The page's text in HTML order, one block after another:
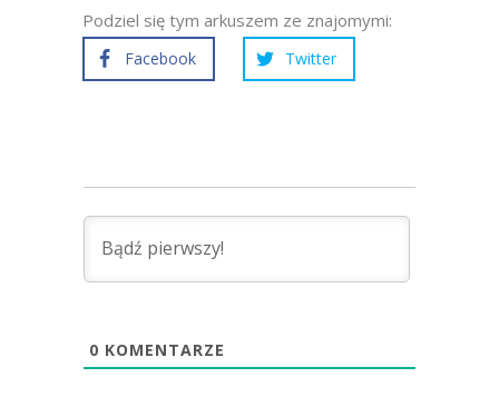
Podziel się tym arkuszem ze znajomymi:
Facebook Twitter
0 KOMENTARZE